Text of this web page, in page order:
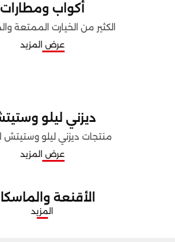
أكواب ومطارات
الكثير من الخيارت الممتعة
عرض المزيد
ديزني ليلو
منتجات ديزني ليلو وستيتش
عرض المزيد
الأقنعة
المزيد